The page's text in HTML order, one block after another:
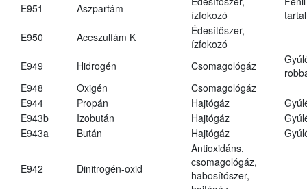
E951
Aszpartám
ízfokozó
E950
Aceszulfám K
Édesítőszer,
ízfokozó
E949
Hidrogén Csomagológáz
E948
Oxigén
Csomagológáz
E944
Propán Hajtógáz
E943b
Izobután Hajtógáz
E943a
Bután Hajtógáz
E942 Dinitrogén-oxid
Antioxidáns,
csomagológáz,
habosítószer,